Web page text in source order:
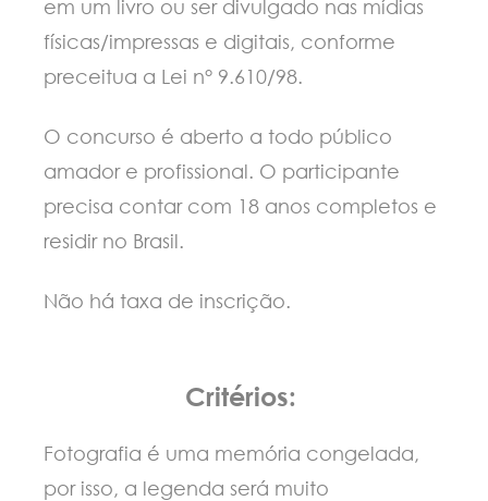
em um livro ou ser divulgado nas mídias
físicas/impressas e digitais, conforme
preceitua a Lei n° 9.610/98.
O concurso é aberto a todo público
amador e profissional. O participante
precisa contar com 18 anos completos e
residir no Brasil.
Não há taxa de inscrição.
Critérios:
Fotografia é uma memória congelada,
por isso, a legenda será muito